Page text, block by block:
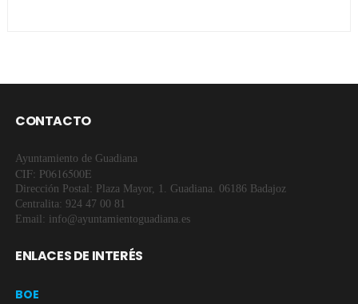
CONTACTO
Ayuntamiento de Guadiana
CIF: P0616500E
Dirección Postal: Plaza Mayor, 1. Guadiana. 06186 Badajoz
Centralita: 924 47 00 81
Email: info@ayuntamientoguadiana.es
ENLACES DE INTERÉS
BOE